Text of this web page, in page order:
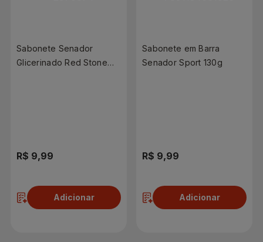
Sabonete Senador
Glicerinado Red Stone
R$ 9,99
Adicionar
Sabonete em Barra
Senador Sport 130g
R$ 9,99
Adicionar